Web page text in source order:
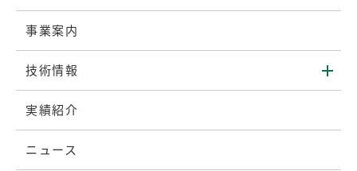
事業案内
技術情報
実績紹介
ニュース